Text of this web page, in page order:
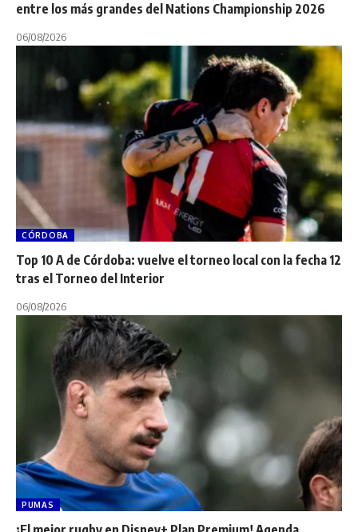
entre los más grandes del Nations Championship 2026
06/08/2026
CÓRDOBA
Top 10 A de Córdoba: vuelve el torneo local con la fecha 12
tras el Torneo del Interior
06/08/2026
PUMAS